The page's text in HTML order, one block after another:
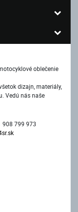
oblečenie
dizajn, materiály,
Vedú nás naše
908 799 973